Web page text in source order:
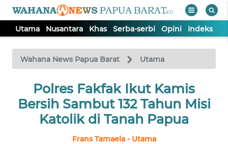
Utama Nusantara Khas Serba-serbi Opini Indeks
Wahana News Papua Barat Utama
Polres Fakfak Ikut Kamis
Bersih Sambut 132 Tahun Misi
Katolik di Tanah Papua
Frans Tamaela - Utama
TV
Tutup
UTAMA
NUSANTARA